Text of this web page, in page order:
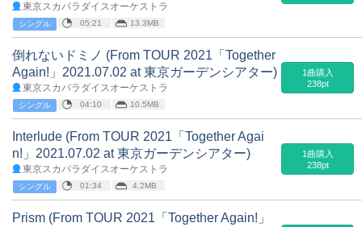
東京スカパラダイスオーケストラ
シングル 05:21 13.3MB
倒れないドミノ (From TOUR 2021「Together
Again!」2021.07.02 at 東京ガーデンシアター)
東京スカパラダイスオーケストラ
シングル 04:10 10.5MB
1曲購入
238pt
Interlude (From TOUR 2021「Together Agai
n!」2021.07.02 at 東京ガーデンシアター)
東京スカパラダイスオーケストラ
シングル 01:34 4.2MB
1曲購入
238pt
Prism (From TOUR 2021「Together Again!」